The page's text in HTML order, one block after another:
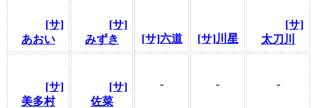
[サ]
あおい
[サ]
みずき
[サ]六道 [サ]川星
[サ]
太刀川
[サ]
美多村
[サ]
佐菜
- - -